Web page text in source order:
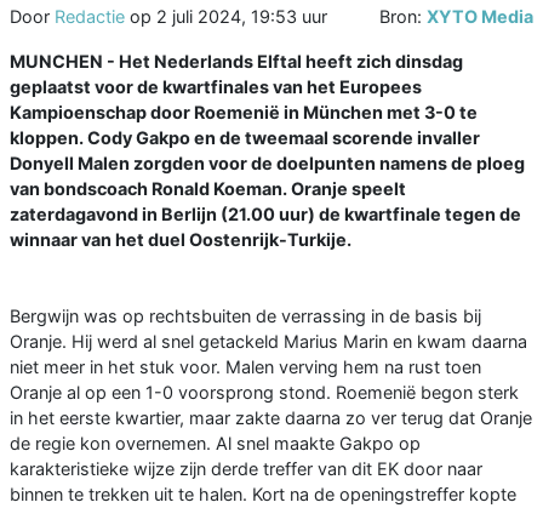
Door Redactie op 2 juli 2024, 19:53 uur Bron: XYTO Media
MUNCHEN - Het Nederlands Elftal heeft zich dinsdag
geplaatst voor de kwartfinales van het Europees
Kampioenschap door Roemenië in München met 3-0 te
kloppen. Cody Gakpo en de tweemaal scorende invaller
Donyell Malen zorgden voor de doelpunten namens de ploeg
van bondscoach Ronald Koeman. Oranje speelt
zaterdagavond in Berlijn (21.00 uur) de kwartfinale tegen de
winnaar van het duel Oostenrijk-Turkije.
Bergwijn was op rechtsbuiten de verrassing in de basis bij
Oranje. Hij werd al snel getackeld Marius Marin en kwam daarna
niet meer in het stuk voor. Malen verving hem na rust toen
Oranje al op een 1-0 voorsprong stond. Roemenië begon sterk
in het eerste kwartier, maar zakte daarna zo ver terug dat Oranje
de regie kon overnemen. Al snel maakte Gakpo op
karakteristieke wijze zijn derde treffer van dit EK door naar
binnen te trekken uit te halen. Kort na de openingstreffer kopte